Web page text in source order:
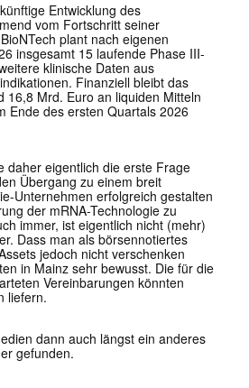
Entwicklung des
vom Fortschritt seiner
plant nach eigenen
insgesamt 15 laufende Phase III-
klinische Daten aus
Finanziell bleibt das
16,8 Mrd. Euro an liquiden Mitteln
Ende des ersten Quartals 2026
daher eigentlich die erste Frage
Übergang zu einem breit
Unternehmen erfolgreich gestalten
der mRNA-Technologie zu
immer, ist eigentlich nicht (mehr)
Dass man als börsennotiertes
jedoch nicht verschenken
in Mainz sehr bewusst. Die für die
Vereinbarungen könnten
liefern.
dann auch längst ein anderes
gefunden.